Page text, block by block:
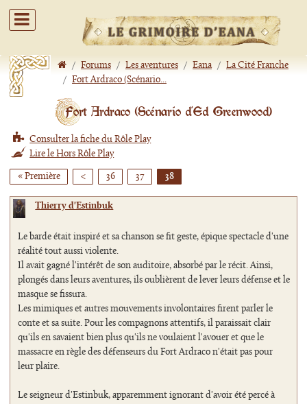
/ Forums / Les aventures / Eana / La Cité Franche
/ Fort Ardraco (Scénario...
Fort Ardraco (Scénario d'Ed Greenwood)
Consulter la fiche du Rôle Play
Lire le Hors Rôle Play
« Première < 36 37 38
Thierry d'Estinbuk
Le barde était inspiré et sa chanson se fit geste, épique spectacle d'une
réalité tout aussi violente.
Il avait gagné l'intérêt de son auditoire, absorbé par le récit. Ainsi,
plongés dans leurs aventures, ils oublièrent de lever leurs défense et le
masque se fissura.
Les mimiques et autres mouvements involontaires firent parler le
conte et sa suite. Pour les compagnons attentifs, il paraissait clair
qu'ils en savaient bien plus qu'ils ne voulaient l'avouer et que le
massacre en règle des défenseurs du Fort Ardraco n'était pas pour
leur plaire.
Le seigneur d'Estinbuk, apparemment ignorant d'avoir été percé à